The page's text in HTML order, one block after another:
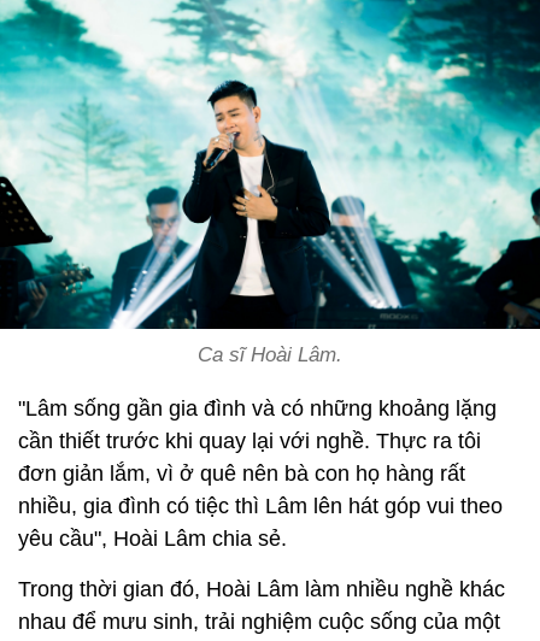
Ca sĩ Hoài Lâm.
"Lâm sống gần gia đình và có những khoảng lặng
cần thiết trước khi quay lại với nghề. Thực ra tôi
đơn giản lắm, vì ở quê nên bà con họ hàng rất
nhiều, gia đình có tiệc thì Lâm lên hát góp vui theo
yêu cầu", Hoài Lâm chia sẻ.
Trong thời gian đó, Hoài Lâm làm nhiều nghề khác
nhau để mưu sinh, trải nghiệm cuộc sống của một